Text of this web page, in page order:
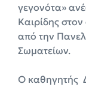
γεγονότα»
Καιρίδης
από την
Σωματείων.
O καθηγητής